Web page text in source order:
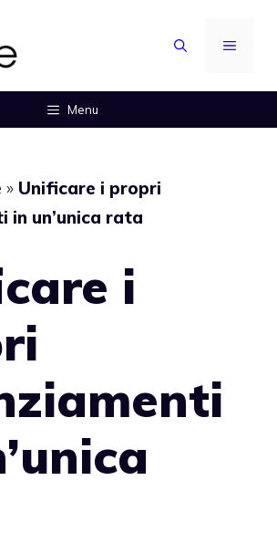
MENU
Menu
» Unificare i propri
in un’unica rata
i